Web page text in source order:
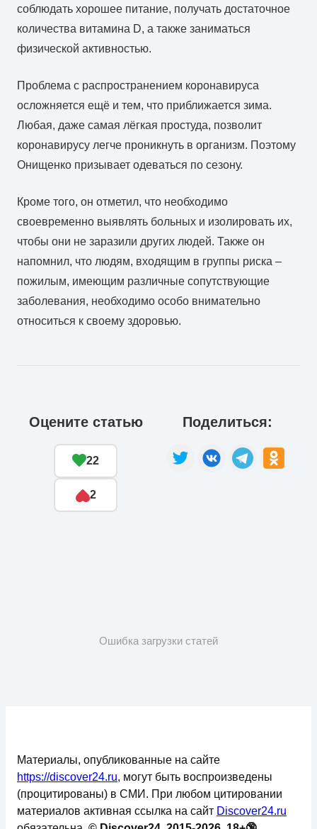
соблюдать хорошее питание, получать достаточное
количества витамина D, а также заниматься
физической активностью.
Проблема с распространением коронавируса
осложняется ещё и тем, что приближается зима.
Любая, даже самая лёгкая простуда, позволит
коронавирусу легче проникнуть в организм. Поэтому
Онищенко призывает одеваться по сезону.
Кроме того, он отметил, что необходимо
своевременно выявлять больных и изолировать их,
чтобы они не заразили других людей. Также он
напомнил, что людям, входящим в группы риска –
пожилым, имеющим различные сопутствующие
заболевания, необходимо особо внимательно
относиться к своему здоровью.
Оцените статью
22
2
Поделиться:
Ошибка загрузки статей
Материалы, опубликованные на сайте
https://discover24.ru, могут быть воспроизведены
(процитированы) в СМИ. При любом цитировании
материалов активная ссылка на сайт Discover24.ru